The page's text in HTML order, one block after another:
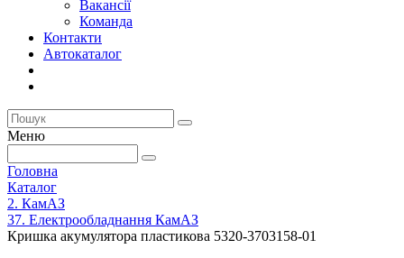
Вакансії
Команда
Контакти
Автокаталог
Меню
Головна
Каталог
2. КамАЗ
37. Електрообладнання КамАЗ
Кришка акумулятора пластикова 5320-3703158-01